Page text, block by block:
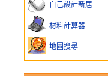
自己設計新居
材料計算器
地圖搜尋